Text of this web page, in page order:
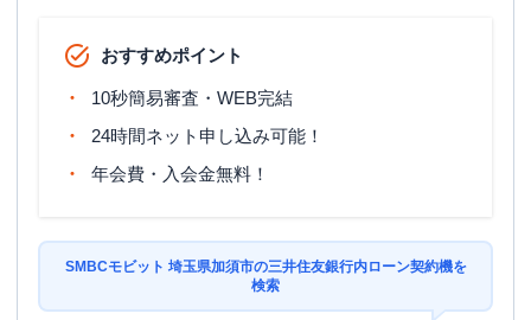
おすすめポイント
10秒簡易審査・WEB完結
24時間ネット申し込み可能！
年会費・入会金無料！
SMBCモビット 埼玉県加須市の三井住友銀行内ローン契約機を
検索